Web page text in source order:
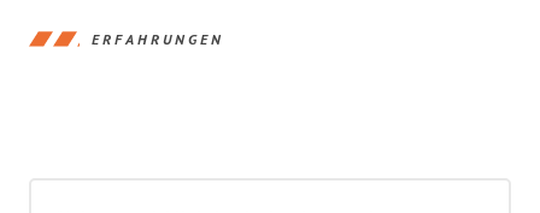
ERFAHRUNGEN